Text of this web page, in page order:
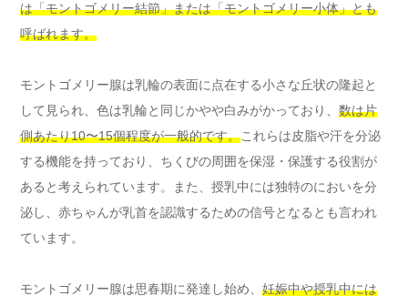
は「モントゴメリー結節」または「モントゴメリー小体」とも
呼ばれます。
モントゴメリー腺は乳輪の表面に点在する小さな丘状の隆起と
して見られ、色は乳輪と同じかやや白みがかっており、 数は片
側あたり10〜15個程度が一般的です。これらは皮脂や汗を分泌
する機能を持っており、ちくびの周囲を保湿・保護する役割が
あると考えられています。また、授乳中には独特のにおいを分
泌し、赤ちゃんが乳首を認識するための信号となるとも言われ
ています。
モントゴメリー腺は思春期に発達し始め、 妊娠中や授乳中には